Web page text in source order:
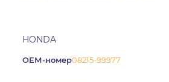
HONDA
ОЕМ-номер08215-99977